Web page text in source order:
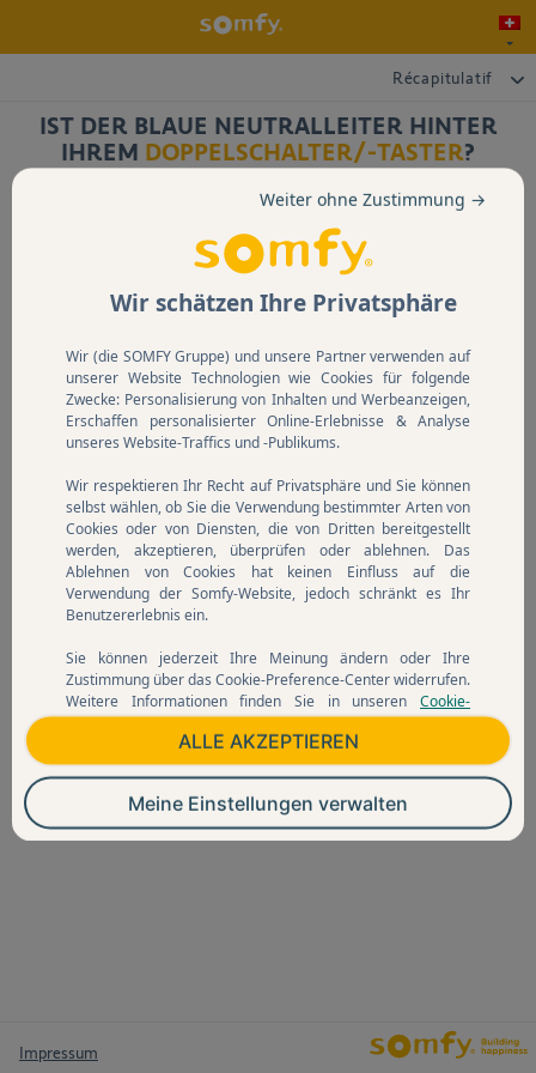
Récapitulatif
IST DER BLAUE NEUTRALLEITER HINTER
IHREM DOPPELSCHALTER/-TASTER?
Der Neutralleiter befindet sich
hinter dem Schalter/Taster
Der Neutralleiter befindet sich
nicht
hinter dem Schalter/Taster
Impressum
Wir schätzen Ihre Privatsphäre
Wir (die SOMFY Gruppe) und unsere Partner verwenden auf
unserer Website Technologien wie Cookies für folgende
Zwecke: Personalisierung von Inhalten und Werbeanzeigen,
Erschaffen personalisierter Online-Erlebnisse & Analyse
unseres Website-Traffics und -Publikums.
Wir respektieren Ihr Recht auf Privatsphäre und Sie können
selbst wählen, ob Sie die Verwendung bestimmter Arten von
Cookies oder von Diensten, die von Dritten bereitgestellt
werden, akzeptieren, überprüfen oder ablehnen. Das
Ablehnen von Cookies hat keinen Einfluss auf die
Verwendung der Somfy-Website, jedoch schränkt es Ihr
Benutzererlebnis ein.
Sie können jederzeit Ihre Meinung ändern oder Ihre
Zustimmung über das Cookie-Preference-Center widerrufen.
Weitere Informationen finden Sie in unseren Cookie-
Richtlinien.
Weiter ohne Zustimmung →
ALLE AKZEPTIEREN
Meine Einstellungen verwalten